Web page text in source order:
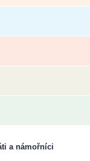
a námořníci